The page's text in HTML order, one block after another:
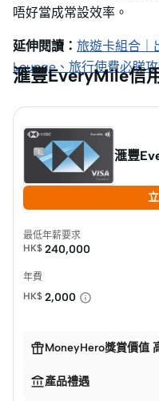
唔好當成常設效率。
延伸閱讀： 旅遊卡組合｜
Lounge、旅行使費必睇
滙豐EveryMile信
滙豐
最低年薪要求
HK$ 240,000
年費
HK$ 2,000
MoneyHero獎賞價值
產品禮遇